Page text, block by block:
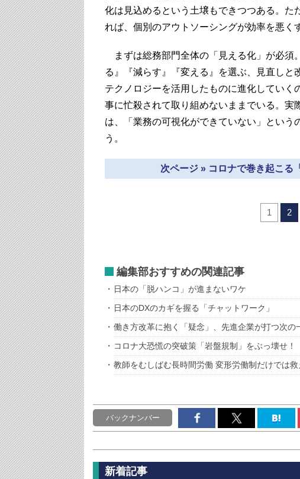
化は見込めるという土壌もできつつある。た
れば、個別のアウトソーシングが効率を悪く
まずは総務部門全体の「見える化」が必須
る』『減らす』『変える』を選ぶ、見直し
テクノロジーを活用したものに進化してい
事に忙殺されて取り組めないままでいる。実
は、「業務の可視化ができていない」とい
う。
次ページ » コロナで巻き起こる
1 2
編集部おすすめの関連記事
日本の「脱ハンコ」が進まないワケ
日本のDXのカギを握る「チャットワーク」
働き方改革に抱く「疑念」、先進企業が打つ次の
コロナ大恐慌の突破策「岩盤規制」をぶっ壊せ！
教師をむしばむ長時間労働 変形労働制だけでは
バックナンバー
新着記事